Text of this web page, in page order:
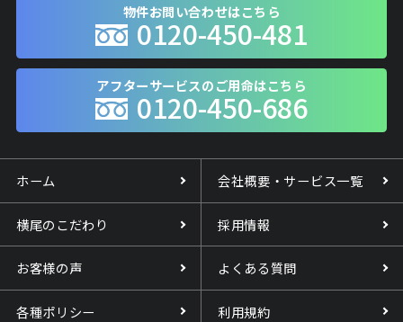
物件お問い合わせはこちら
0120-450-481
アフターサービスのご用命はこちら
0120-450-686
ホーム 会社概要・サービス一覧
横尾のこだわり 採用情報
お客様の声 よくある質問
各種ポリシー 利用規約